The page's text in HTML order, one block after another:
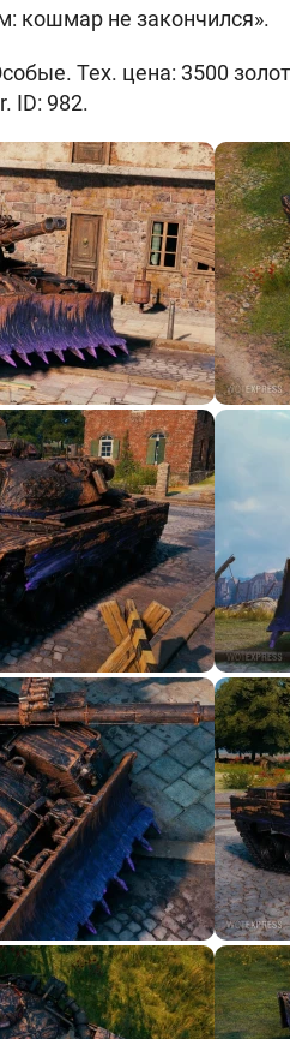
кошмар не закончился».
Тех. цена: 3500
ID: 982.